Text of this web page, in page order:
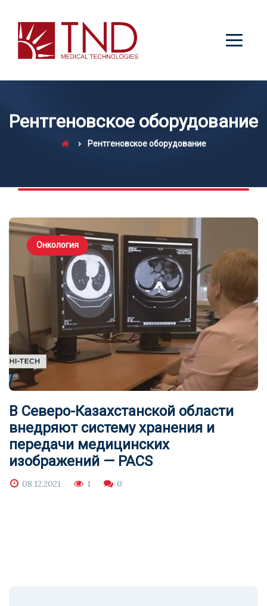
Рентгеновское оборудование
Рентгеновское оборудование
Онкология
В Северо-Казахстанской области
внедряют систему хранения и
передачи медицинских
изображений — PACS
08.12.2021 1 0